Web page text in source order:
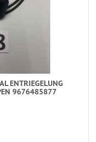
ENTRIEGELUNG
9676485877